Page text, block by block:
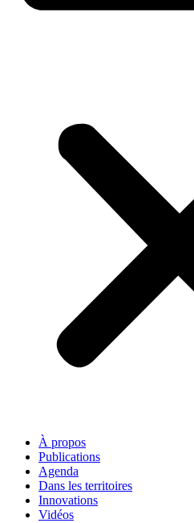
À propos
Publications
Agenda
Dans les territoires
Innovations
Vidéos